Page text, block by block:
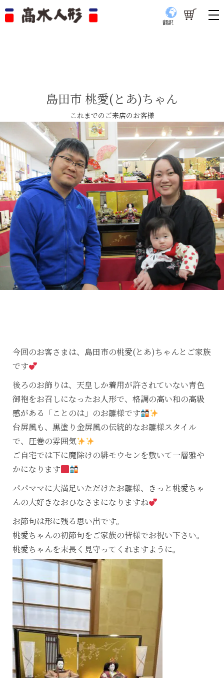
翻訳
島田市 桃愛(とあ)ちゃん
これまでのご来店のお客様
今回のお客さまは、島田市の桃愛(とあ)ちゃんとご家族
です
後ろのお飾りは、天皇しか着用が許されていない青色
御袍をお召しになったお人形で、格調の高い和の高級
感がある「ことのは」のお雛様です
台屏風も、黒塗り金屏風の伝統的なお雛様スタイル
で、圧巻の雰囲気
ご自宅では下に魔除けの緋モウセンを敷いて一層雅や
かになります
パパママに大満足いただけたお雛様、きっと桃愛ちゃ
んの大好きなおひなさまになりますね
お節句は形に残る思い出です。
桃愛ちゃんの初節句をご家族の皆様でお祝い下さい。
桃愛ちゃんを末長く見守ってくれますように。